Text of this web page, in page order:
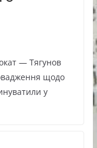
— Тягунов
щодо
у